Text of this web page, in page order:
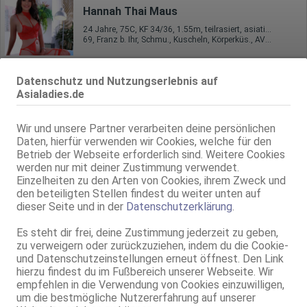
Datenschutz und Nutzungserlebnis auf
Asialadies.de
Wir und unsere Partner verarbeiten deine persönlichen
Daten, hierfür verwenden wir Cookies, welche für den
Betrieb der Webseite erforderlich sind. Weitere Cookies
werden nur mit deiner Zustimmung verwendet.
Einzelheiten zu den Arten von Cookies, ihrem Zweck und
den beteiligten Stellen findest du weiter unten auf
dieser Seite und in der Datenschutzerklärung
Es steht dir frei, deine Zustimmung jederzeit zu geben,
zu verweigern oder zurückzuziehen, indem du die Cookie-
und Datenschutzeinstellungen erneut öffnest. Den Link
hierzu findest du im Fußbereich unserer Webseite. Wir
empfehlen in die Verwendung von Cookies einzuwilligen,
um die bestmögliche Nutzererfahrung auf unserer
Hannah Thai Maus
Lisa AV
26 Jahre, 75B, KF 34/36, 1.60m, 50 kg, total rasiert, asiatisch
Hannover
Zoe Mey's Massagen
40 Jahre, 70B, KF 32, 1.51m, total rasiert, asiatisch
kein GV
LIVE OrsaTSxx
männl., 23 Jahre, D, schlank, 1,60m - 1,70m, 46-50kg, asiatisch
Englisch, thailändisch
Hannover
34.1km, Raiffeisenstr. 4